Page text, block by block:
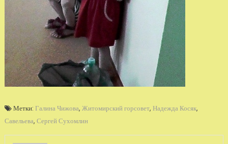
Метки: Галина Чижова, Житомирский горсовет, Надежда Косяк,
Савельева, Сергей Сухомлин